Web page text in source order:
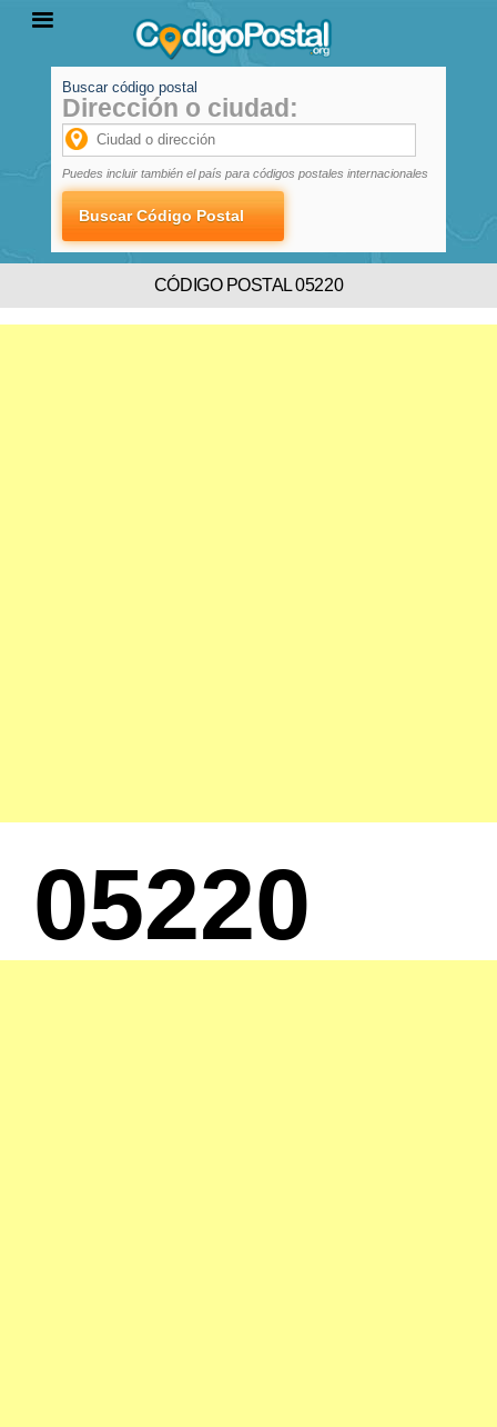
PROVINCIAS
LOCALIDADES
Buscar código postal
Dirección o ciudad:
Puedes incluir también el país para códigos postales internacionales
CÓDIGO POSTAL 05220
05220